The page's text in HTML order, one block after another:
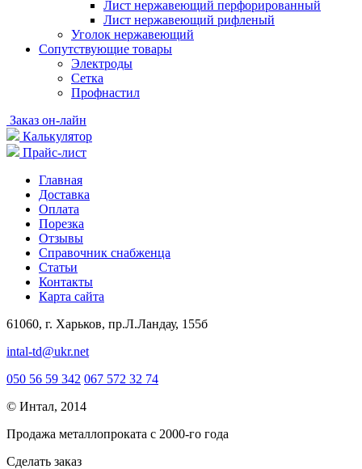
Лист нержавеющий перфорированный
Лист нержавеющий рифленый
Уголок нержавеющий
Cопутствующие товары
Электроды
Сетка
Профнастил
Заказ он-лайн
Калькулятор
Прайс-лист
Главная
Доставка
Оплата
Порезка
Отзывы
Справочник снабженца
Статьи
Контакты
Карта сайта
61060, г. Харьков, пр.Л.Ландау, 155б
intal-td@ukr.net
050 56 59 342 067 572 32 74
© Интал, 2014
Продажа металлопроката с 2000-го года
Сделать заказ